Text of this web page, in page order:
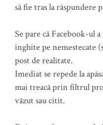
să fie tras la răspundere
Se pare că Facebook-ul
înghite pe nemestecate
post de realitate.
Imediat se repede la
mai treacă prin filtrul
văzut sau citit.